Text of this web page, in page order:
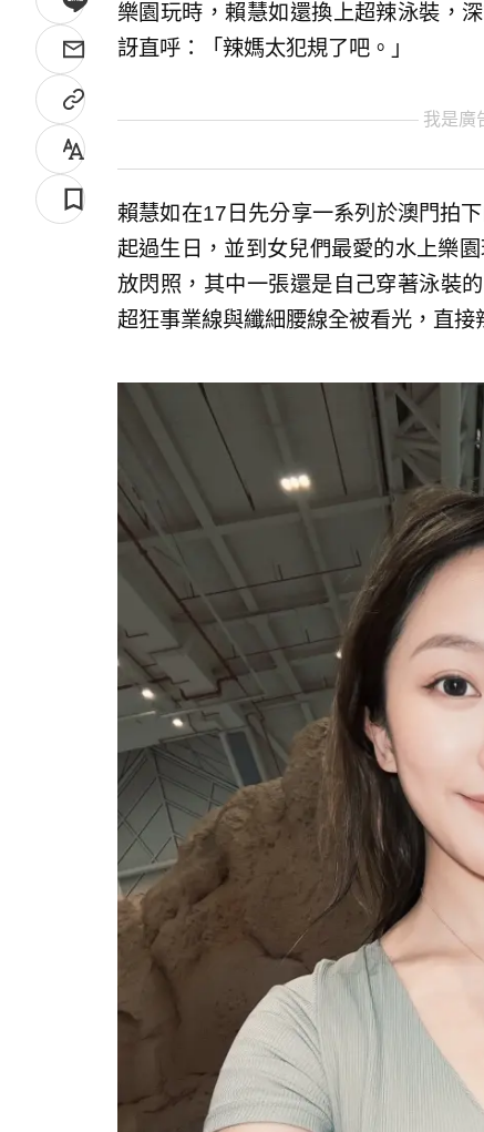
樂園玩時，賴慧如還換上超辣泳裝，
訝直呼：「辣媽太犯規了吧。」
我是廣
賴慧如在17日先分享一系列於澳門拍
起過生日，並到女兒們最愛的水上樂
放閃照，其中一張還是自己穿著泳裝
超狂事業線與纖細腰線全被看光，直接